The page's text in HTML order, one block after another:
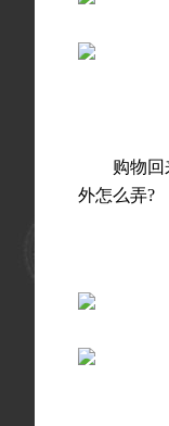
购物回来
外怎么弄?